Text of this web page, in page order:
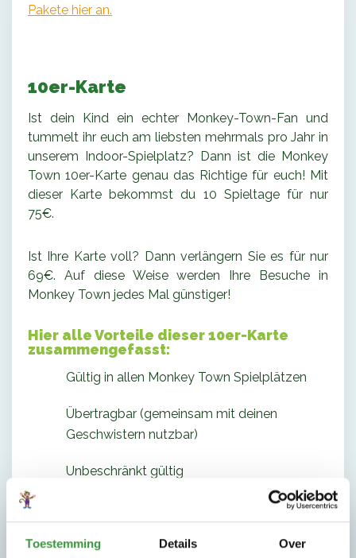
Toestemming Details Over
Pakete hier an.
10er-Karte
Ist dein Kind ein echter Monkey-Town-Fan und
tummelt ihr euch am liebsten mehrmals pro Jahr in
unserem Indoor-Spielplatz? Dann ist die Monkey
Town 10er-Karte genau das Richtige für euch! Mit
dieser Karte bekommst du 10 Spieltage für nur
75€.
Ist Ihre Karte voll? Dann verlängern Sie es für nur
69€. Auf diese Weise werden Ihre Besuche in
Monkey Town jedes Mal günstiger!
Hier alle Vorteile dieser 10er-Karte
zusammengefasst:
Gültig in allen Monkey Town Spielplätzen
Übertragbar (gemeinsam mit deinen
Geschwistern nutzbar)
Unbeschränkt gültig
Mit der ersten Karte erhalten Sie einen